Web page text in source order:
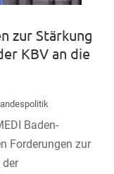
zur Stärkung
KBV an die
Baden-
Forderungen zur
der